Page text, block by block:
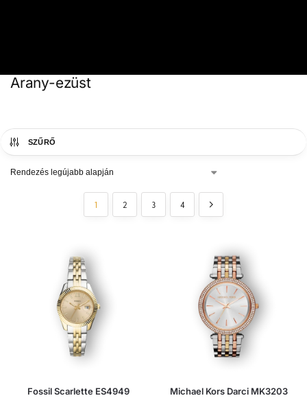
Arany-ezüst
SZŰRŐ
1 2 3 4
Fossil Scarlette ES4949 Michael Kors Darci MK3203